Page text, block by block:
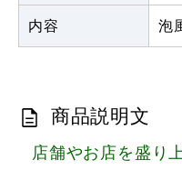
内容 泡
商品説明文
店舗やお店を盛り